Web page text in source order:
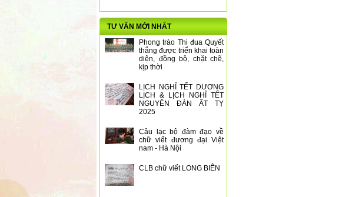
TƯ VẤN MỚI NHẤT
Phong trào Thi đua Quyết
thắng được triển khai toàn
diện, đồng bộ, chặt chẽ,
kịp thời
LỊCH NGHỈ TẾT DƯƠNG
LỊCH & LỊCH NGHỈ TẾT
NGUYÊN ĐÁN ẤT TỴ
2025
Câu lạc bộ đàm đạo về
chữ viết đương đại Việt
nam - Hà Nội
CLB chữ viết LONG BIÊN